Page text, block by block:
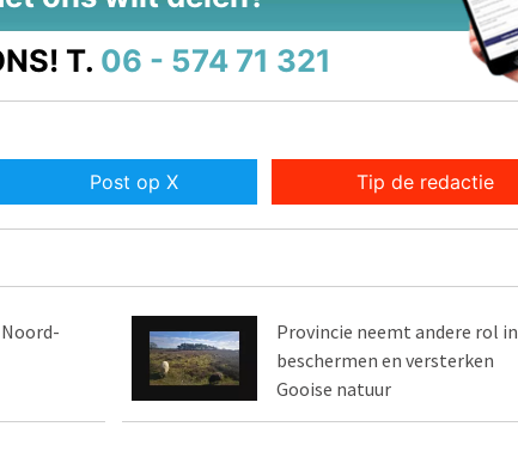
T. 06 - 574 71 321
Post op X Tip de redactie
Provincie neemt andere rol in
beschermen en versterken
Gooise natuur